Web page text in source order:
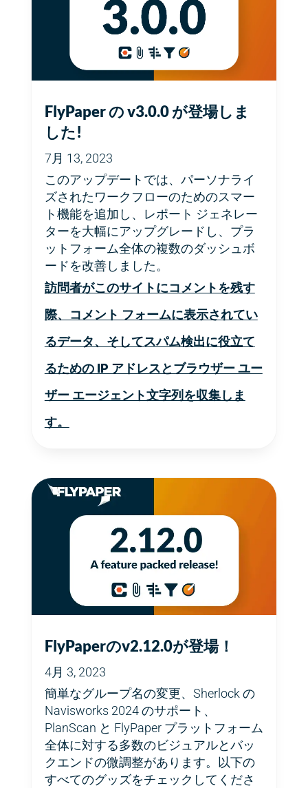
FlyPaper の v3.0.0 が登場しま
した!
7月 13, 2023
このアップデートでは、パーソナライ
ズされたワークフローのためのスマー
ト機能を追加し、レポート ジェネレー
ターを大幅にアップグレードし、プラ
ットフォーム全体の複数のダッシュボ
ードを改善しました。
訪問者がこのサイトにコメントを残す
際、コメント フォームに表示されてい
るデータ、そしてスパム検出に役立て
るための IP アドレスとブラウザー ユー
ザー エージェント文字列を収集しま
す。
FlyPaperのv2.12.0が登場！
4月 3, 2023
簡単なグループ名の変更、Sherlock の
Navisworks 2024 のサポート、
PlanScan と FlyPaper プラットフォーム
全体に対する多数のビジュアルとバッ
クエンドの微調整があります。以下の
すべてのグッズをチェックしてくださ